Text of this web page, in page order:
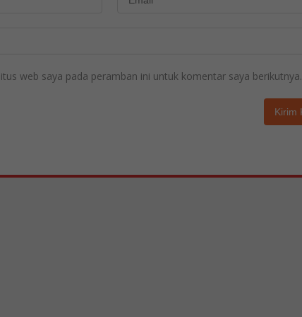
web saya pada peramban ini untuk komentar saya berikutnya.